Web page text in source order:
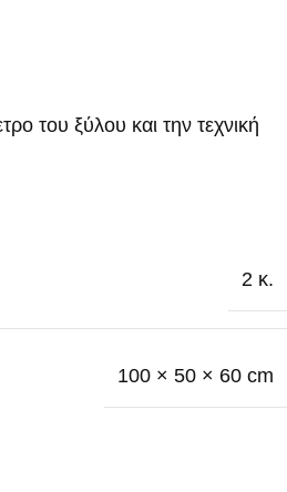
του ξύλου και την τεχνική
2 κ.
100 × 50 × 60 cm